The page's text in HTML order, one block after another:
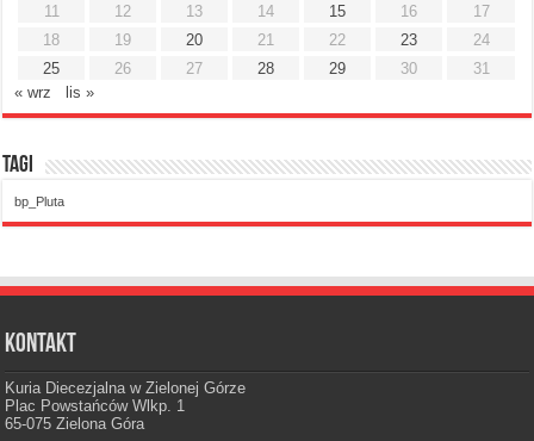
11
12 13 14 15 16
17
18
19 20 21 22 23
24
25
26 27 28 29 30
31
« wrz
lis »
Tagi
bp_Pluta
Kontakt
Kuria Diecezjalna w Zielonej Górze
Plac Powstańców Wlkp. 1
65-075 Zielona Góra